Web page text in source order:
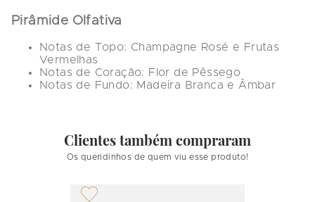
Pirâmide Olfativa
Notas de Topo: Champagne Rosé e Frutas
Vermelhas
Notas de Coração: Flor de Pêssego
Notas de Fundo: Madeira Branca e Âmbar
Clientes também compraram
Os queridinhos de quem viu esse produto!